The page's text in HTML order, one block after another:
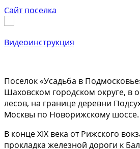
Сайт поселка
Видеоинструкция
Поселок «Усадьба в
Шаховском городском округе, в
лесов, на границе деревни
Москвы по Новорижскому шоссе.
В конце XIX века от Рижского
прокладка железной дороги к